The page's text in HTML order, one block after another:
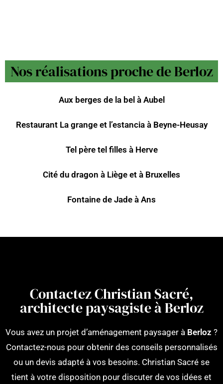
Nos réalisations proche de Berloz
Aux berges de la bel à Aubel
Restaurant La grange et l’estancia à Beyne-Heusay
Tel père tel filles à Herve
Cité du dragon à Liège et à Bruxelles
Fontaine de Jade à Ans
Contactez Christian Sacré,
architecte paysagiste à Berloz
Vous avez un projet d’aménagement paysager à Berloz ?
Contactez-nous pour obtenir des conseils personnalisés
ou un devis adapté à vos besoins. Christian Sacré se
tient à votre disposition pour discuter de vos idées et